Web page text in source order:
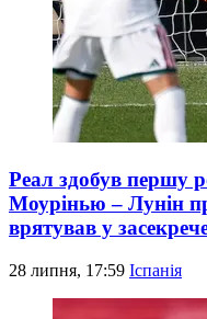
Реал здобув першу
Моурінью – Лунін
врятував у
28 липня, 17:59 Іспанія